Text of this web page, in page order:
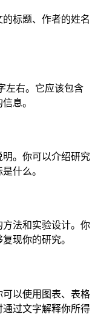
标题、作者的姓名
左右。它应该包含
息。
。你可以介绍研究
什么。
法和实验设计。你
现你的研究。
以使用图表、表格
过文字解释你所得